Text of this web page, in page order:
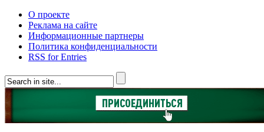
О проекте
Реклама на сайте
Информационные партнеры
Политика конфиденциальности
RSS for Entries